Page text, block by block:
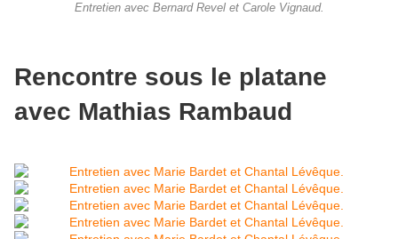
Entretien avec Bernard Revel et Carole Vignaud.
Rencontre sous le platane
avec Mathias Rambaud